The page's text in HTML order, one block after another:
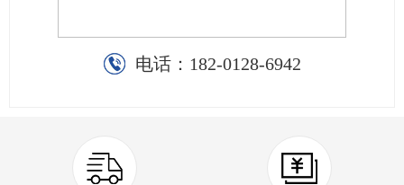
电话： 182-0128-6942